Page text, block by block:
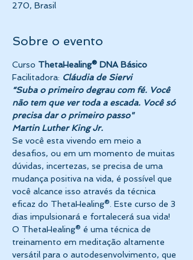
270, Brasil
Sobre o evento
Curso ThetaHealing® DNA Básico
Facilitadora: Cláudia de Siervi
“Suba o primeiro degrau com fé. Você
não tem que ver toda a escada. Você só
precisa dar o primeiro passo"
Martin Luther King Jr.
Se você esta vivendo em meio a
desafios, ou em um momento de muitas
dúvidas, incertezas, se precisa de uma
mudança positiva na vida, é possível que
você alcance isso através da técnica
eficaz do ThetaHealing®. Este curso de 3
dias impulsionará e fortalecerá sua vida!
O ThetaHealing® é uma técnica de
treinamento em meditação altamente
versátil para o autodesenvolvimento, que